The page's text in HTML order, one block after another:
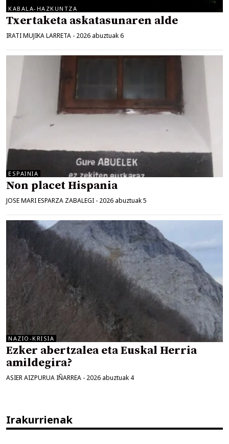
KABALA-HAZKUNTZA
Txertaketa askatasunaren alde
IRATI MUJIKA LARRETA - 2026 abuztuak 6
ESPAINIA
Non placet Hispania
JOSE MARI ESPARZA ZABALEGI - 2026 abuztuak 5
NAZIO-KRISIA
Ezker abertzalea eta Euskal Herria
amildegira?
ASIER AIZPURUA IÑARREA - 2026 abuztuak 4
Irakurrienak